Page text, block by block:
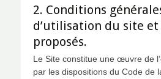
2. Conditions
d’utilisation du site et
proposés.
Le Site constitue une œuvre de
par les dispositions du Code de